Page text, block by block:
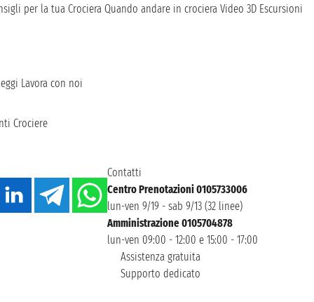
per la tua Crociera Quando andare in crociera Video 3D Escursioni
Lavora con noi
Crociere
Contatti
Centro Prenotazioni 0105733006
lun-ven 9/19 - sab 9/13 (32 linee)
Amministrazione 0105704878
lun-ven 09:00 - 12:00 e 15:00 - 17:00
Assistenza gratuita
Supporto dedicato